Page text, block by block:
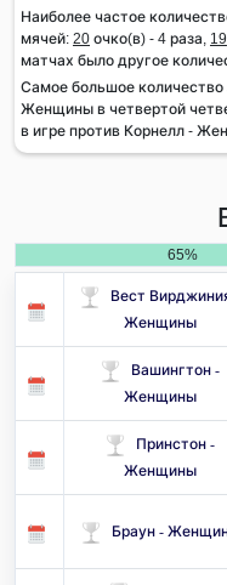
Наиболее частое
мячей: 20 очко(в) - 4 раза, 19
матчах было другое
Самое большое
Женщины в четвертой
в игре против Корнелл -
65%
Вест
Женщины
Вашингтон -
Женщины
Принстон -
Женщины
Браун -